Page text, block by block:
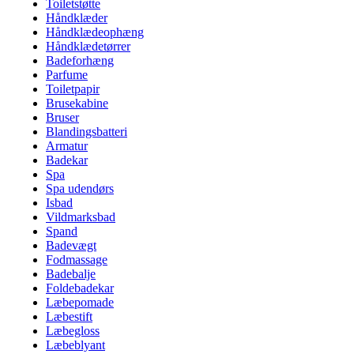
Toiletstøtte
Håndklæder
Håndklædeophæng
Håndklædetørrer
Badeforhæng
Parfume
Toiletpapir
Brusekabine
Bruser
Blandingsbatteri
Armatur
Badekar
Spa
Spa udendørs
Isbad
Vildmarksbad
Spand
Badevægt
Fodmassage
Badebalje
Foldebadekar
Læbepomade
Læbestift
Læbegloss
Læbeblyant